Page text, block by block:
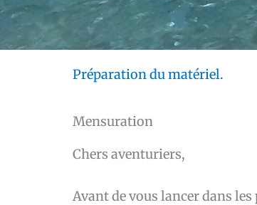
Préparation du matériel.
Mensuration
Chers aventuriers,
Avant de vous lancer dans